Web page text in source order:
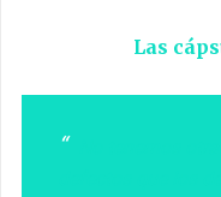
Las